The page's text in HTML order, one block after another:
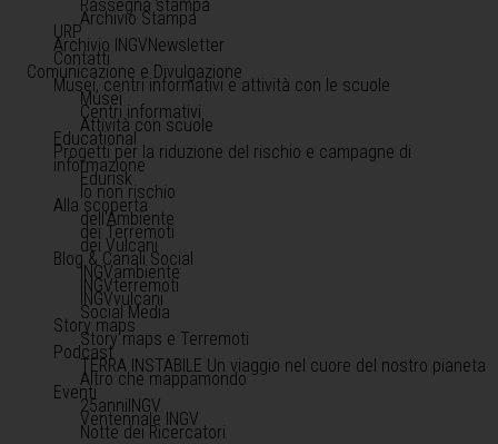
Rassegna stampa
Archivio Stampa
URP
Archivio INGVNewsletter
Contatti
Comunicazione e Divulgazione
Musei, centri informativi e attività con le scuole
Musei
Centri informativi
Attività con scuole
Educational
Progetti per la riduzione del rischio e campagne di
informazione
Edurisk
Io non rischio
Alla scoperta
dell'Ambiente
dei Terremoti
dei Vulcani
Blog & Canali Social
INGVambiente
INGVterremoti
INGVvulcani
Social Media
Story maps
Story maps e Terremoti
Podcast
TERRA INSTABILE Un viaggio nel cuore del nostro pianeta
Altro che mappamondo
Eventi
25anniINGV
Ventennale INGV
Notte dei Ricercatori